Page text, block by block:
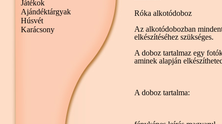
Róka alkotódoboz
Az alkotódobozban
elkészítéséhez szükséges.
A doboz tartalmaz egy
aminek alapján
A doboz tartalma:
Játékok
Ajándéktárgyak
Húsvét
Karácsony